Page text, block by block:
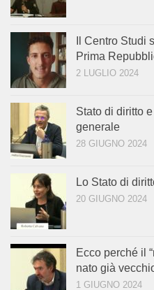
Il Centro Studi
Prima
2 LUGLIO 2024
Stato di diritto
generale
28 GIUGNO 2024
Lo Stato di
20 GIUGNO 2024
Ecco perché il
nato già
1 GIUGNO 2024